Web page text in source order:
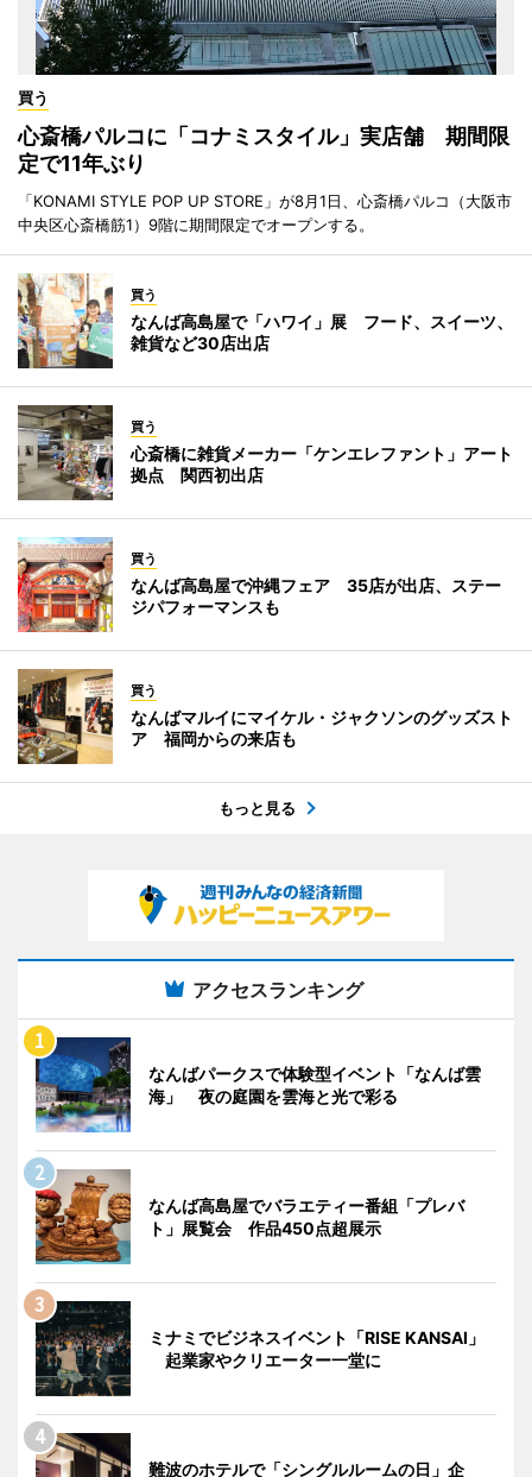
買う
心斎橋パルコに「コナミスタイル」実店舗 期間限
定で11年ぶり
「KONAMI STYLE POP UP STORE」が8月1日、心斎橋パルコ（大阪市
中央区心斎橋筋1）9階に期間限定でオープンする。
買う
なんば高島屋で「ハワイ」展 フード、スイーツ、
雑貨など30店出店
買う
心斎橋に雑貨メーカー「ケンエレファント」アート
拠点 関西初出店
買う
なんば高島屋で沖縄フェア 35店が出店、ステー
ジパフォーマンスも
買う
なんばマルイにマイケル・ジャクソンのグッズスト
ア 福岡からの来店も
もっと見る
アクセスランキング
なんばパークスで体験型イベント「なんば雲
海」 夜の庭園を雲海と光で彩る
なんば高島屋でバラエティー番組「プレバ
ト」展覧会 作品450点超展示
ミナミでビジネスイベント「RISE KANSAI」
起業家やクリエーター一堂に
難波のホテルで「シングルルームの日」企